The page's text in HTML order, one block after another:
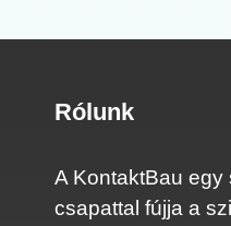
Rólunk
A KontaktBau egy
csapattal fújja a